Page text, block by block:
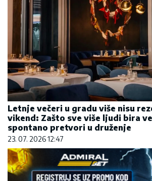
Letnje večeri u gradu više nisu
vikend: Zašto sve više ljudi bira
spontano pretvori u druženje
23. 07. 2026 12:47